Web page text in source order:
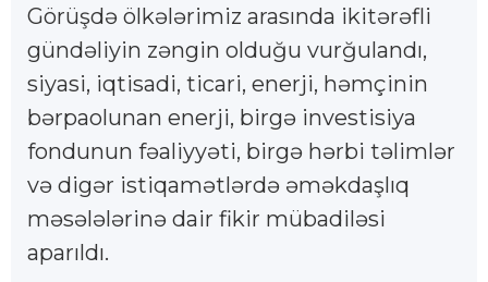
Görüşdə ölkələrimiz arasında ikitərəfli
gündəliyin zəngin olduğu vurğulandı,
siyasi, iqtisadi, ticari, enerji, həmçinin
bərpaolunan enerji, birgə investisiya
fondunun fəaliyyəti, birgə hərbi təlimlər
və digər istiqamətlərdə əməkdaşlıq
məsələlərinə dair fikir mübadiləsi
aparıldı.